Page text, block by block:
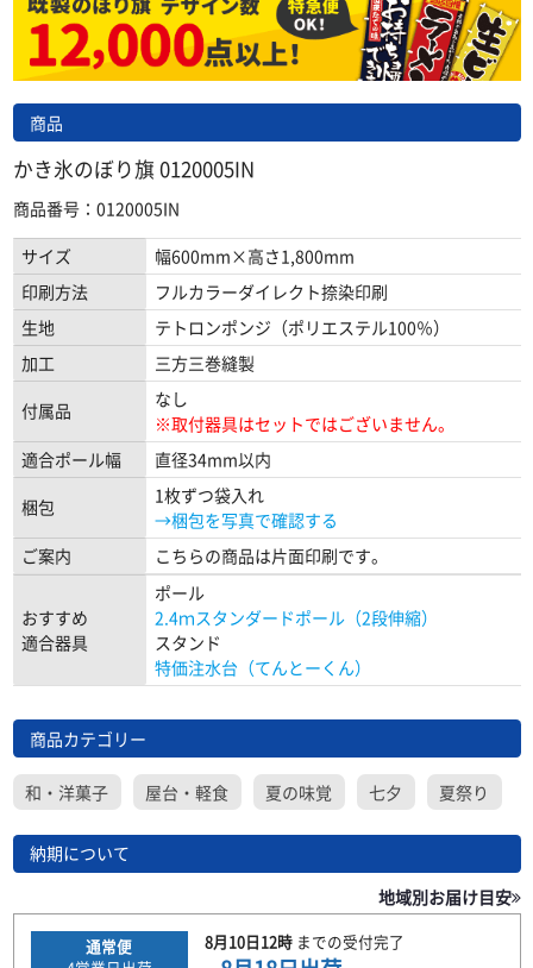
商品
かき氷のぼり旗 0120005IN
商品番号：0120005IN
サイズ
幅600mm×高さ1,800mm
印刷方法
フルカラーダイレクト捺染印刷
生地
テトロンポンジ（ポリエステル100％）
加工
三方三巻縫製
付属品
なし
※取付器具はセットではございません。
適合ポール幅
直径34mm以内
梱包
1枚ずつ袋入れ
→梱包を写真で確認する
ご案内
こちらの商品は片面印刷です。
おすすめ
適合器具
ポール
2.4ｍスタンダードポール（2段伸縮）
スタンド
特価注水台（てんとーくん）
商品カテゴリー
和・洋菓子 屋台・軽食 夏の味覚 七夕 夏祭り
納期について
地域別お届け目安
通常便
8月10日12時までの受付完了